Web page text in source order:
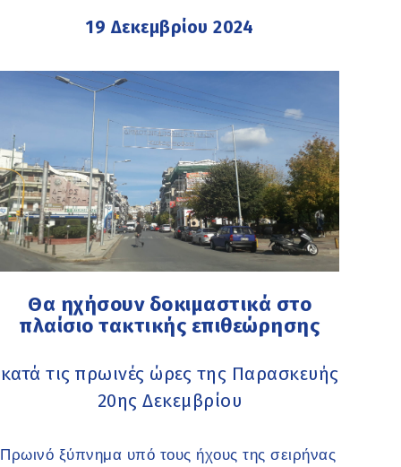
19 Δεκεμβρίου 2024
Θα ηχήσουν δοκιμαστικά στο
πλαίσιο τακτικής επιθεώρησης
κατά τις πρωινές ώρες της Παρασκευής
20ης Δεκεμβρίου
Πρωινό ξύπνημα υπό τους ήχους της σειρήνας